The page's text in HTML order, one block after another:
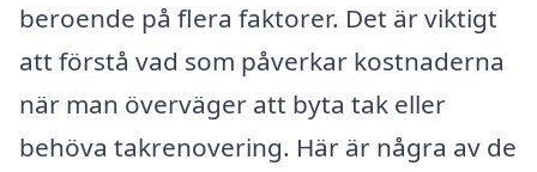
beroende på flera faktorer. Det är viktigt
att förstå vad som påverkar kostnaderna
när man överväger att byta tak eller
behöva takrenovering. Här är några av de